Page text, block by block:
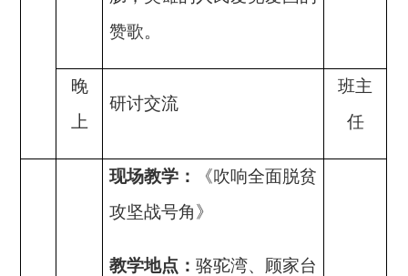
赞歌。
晚
上
研讨交流
班主
任
现场教学：
《吹响全面脱贫
攻坚战号角》
教学地点：骆驼湾、顾家台